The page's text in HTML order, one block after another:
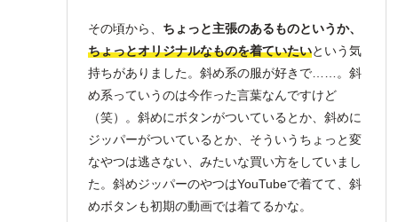
その頃から、 ちょっと主張のあるものというか、
ちょっとオリジナルなものを着ていたいという気
持ちがありました。斜め系の服が好きで……。斜
め系っていうのは今作った言葉なんですけど
（笑）。斜めにボタンがついているとか、斜めに
ジッパーがついているとか、そういうちょっと変
なやつは逃さない、みたいな買い方をしていまし
た。斜めジッパーのやつはYouTubeで着てて、斜
めボタンも初期の動画では着てるかな。